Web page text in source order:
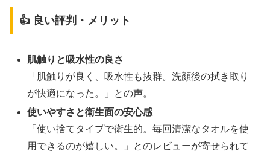
👍 良い評判・メリット
肌触りと吸水性の良さ
「肌触りが良く、吸水性も抜群。洗顔後の拭き取り
が快適になった。」との声。
使いやすさと衛生面の安心感
「使い捨てタイプで衛生的。毎回清潔なタオルを使
用できるのが嬉しい。」とのレビューが寄せられて